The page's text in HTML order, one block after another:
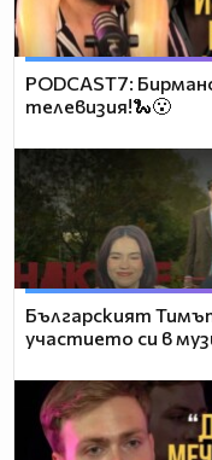
PODCAST7:
телевизия!🐍😮
Българският
участието си в